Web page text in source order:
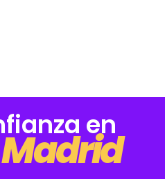
en
Madrid